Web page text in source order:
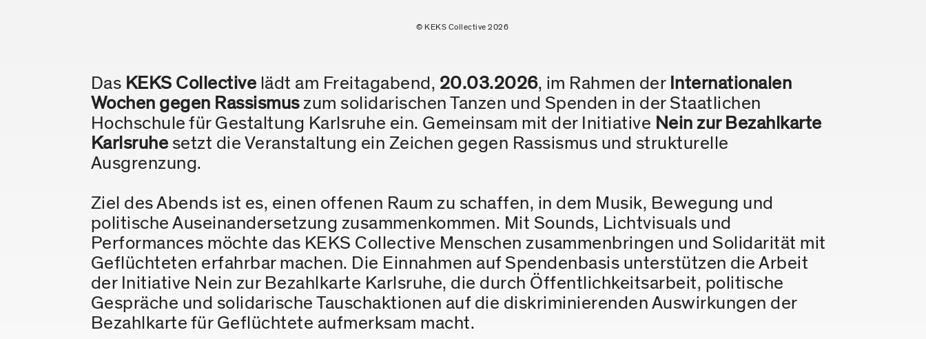
© KEKS Collective 2026
Das KEKS Collective lädt am Freitagabend, 20.03.2026, im Rahmen der Internationalen
Wochen gegen Rassismuszum solidarischen Tanzen und Spenden in der Staatlichen
Hochschule für Gestaltung Karlsruhe ein. Gemeinsam mit der Initiative Nein zur Bezahlkarte
Karlsruhe setzt die Veranstaltung ein Zeichen gegen Rassismus und strukturelle
Ausgrenzung.
Ziel des Abends ist es, einen offenen Raum zu schaffen, in dem Musik, Bewegung und
politische Auseinandersetzung zusammenkommen. Mit Sounds, Lichtvisuals und
Performances möchte das KEKS Collective Menschen zusammenbringen und Solidarität mit
Geflüchteten erfahrbar machen. Die Einnahmen auf Spendenbasis unterstützen die Arbeit
der Initiative Nein zur Bezahlkarte Karlsruhe, die durch Öffentlichkeitsarbeit, politische
Gespräche und solidarische Tauschaktionen auf die diskriminierenden Auswirkungen der
Bezahlkarte für Geflüchtete aufmerksam macht.